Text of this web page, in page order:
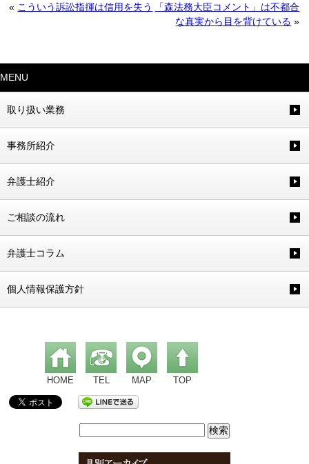
« こういう訴訟指揮は信用を失う
「森法務大臣コメント」は不都合
な真実から目を背けている »
MENU
取り扱い業務
事務所紹介
弁護士紹介
ご相談の流れ
弁護士コラム
個人情報保護方針
HOME TEL MAP TOP